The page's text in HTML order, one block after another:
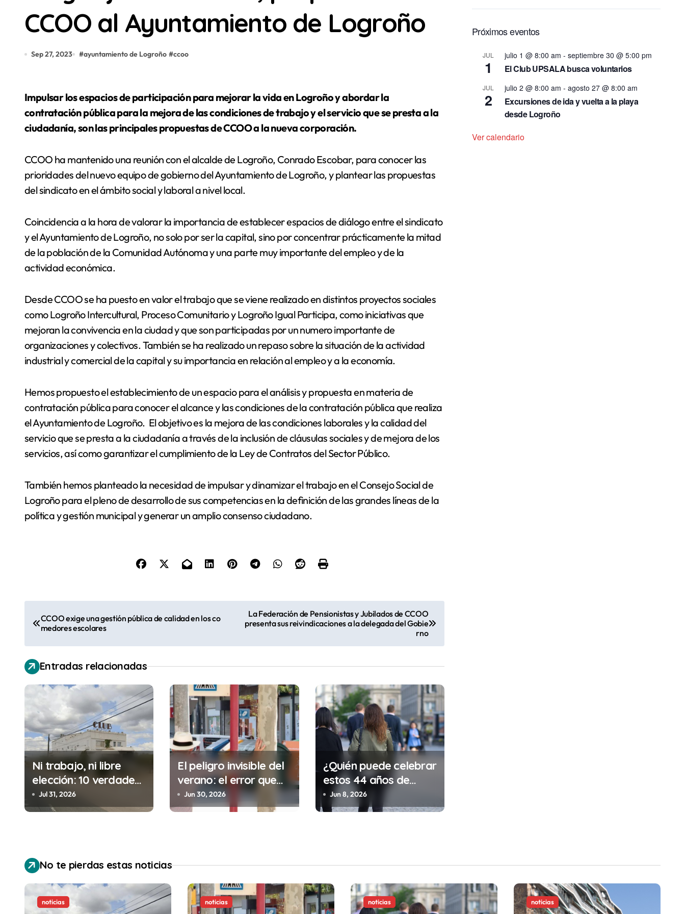
CCOO al Ayuntamiento de Logroño
Sep 27, 2023 #ayuntamiento de Logroño #ccoo
Impulsar los espacios de participación para mejorar la vida en Logroño y abordar la
contratación pública para la mejora de las condiciones de trabajo y el servicio que se presta a la
ciudadanía, son las principales propuestas de CCOO a la nueva corporación.
CCOO ha mantenido una reunión con el alcalde de Logroño, Conrado Escobar, para conocer las
prioridades del nuevo equipo de gobierno del Ayuntamiento de Logroño, y plantear las propuestas
del sindicato en el ámbito social y laboral a nivel local.
Coincidencia a la hora de valorar la importancia de establecer espacios de diálogo entre el sindicato
y el Ayuntamiento de Logroño, no solo por ser la capital, sino por concentrar prácticamente la mitad
de la población de la Comunidad Autónoma y una parte muy importante del empleo y de la
actividad económica.
Desde CCOO se ha puesto en valor el trabajo que se viene realizado en distintos proyectos sociales
como Logroño Intercultural, Proceso Comunitario y Logroño Igual Participa, como iniciativas que
mejoran la convivencia en la ciudad y que son participadas por un numero importante de
organizaciones y colectivos. También se ha realizado un repaso sobre la situación de la actividad
industrial y comercial de la capital y su importancia en relación al empleo y a la economía.
Hemos propuesto el establecimiento de un espacio para el análisis y propuesta en materia de
contratación pública para conocer el alcance y las condiciones de la contratación pública que realiza
el Ayuntamiento de Logroño. El objetivo es la mejora de las condiciones laborales y la calidad del
servicio que se presta a la ciudadanía a través de la inclusión de cláusulas sociales y de mejora de los
servicios, así como garantizar el cumplimiento de la Ley de Contratos del Sector Público.
También hemos planteado la necesidad de impulsar y dinamizar el trabajo en el Consejo Social de
Logroño para el pleno de desarrollo de sus competencias en la definición de las grandes líneas de la
política y gestión municipal y generar un amplio consenso ciudadano.
v
e
g
a
c
i
ó
n
e
n
CCOO exige una gestión pública de calidad en los co
medores escolares
La Federación de Pensionistas y Jubilados de CCOO
presenta sus reivindicaciones a la delegada del Gobie
rno
Entradas relacionadas
Ni trabajo, ni libre
elección: 10 verdades
urgentes sobre la
abolición de la
Jul 31, 2026
El peligro invisible del
verano: el error que
cometes cada 30
minutos en tu trabajo
Jun 30, 2026
¿Quién puede celebrar
estos 44 años de
autonomía?
Jun 8, 2026
Próximos eventos
JUL
1
julio 1 @ 8:00 am - septiembre 30 @ 5:00 pm
El Club UPSALA busca voluntarios
JUL
2
julio 2 @ 8:00 am - agosto 27 @ 8:00 am
Excursiones de ida y vuelta a la playa
desde Logroño
Ver calendario
No te pierdas estas noticias
noticias noticias noticias noticias